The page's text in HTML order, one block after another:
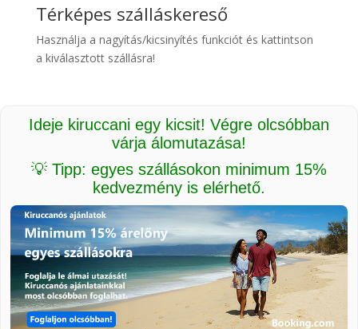
Térképes szálláskereső
Használja a nagyítás/kicsinyítés funkciót és kattintson
a kiválasztott szállásra!
Ideje kiruccani egy kicsit! Végre olcsóbban
várja álomutazása!
💡 Tipp: egyes szállásokon minimum 15%
kedvezmény is elérhető.